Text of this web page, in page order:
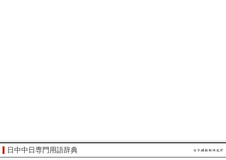
日中中日専門用語辞典